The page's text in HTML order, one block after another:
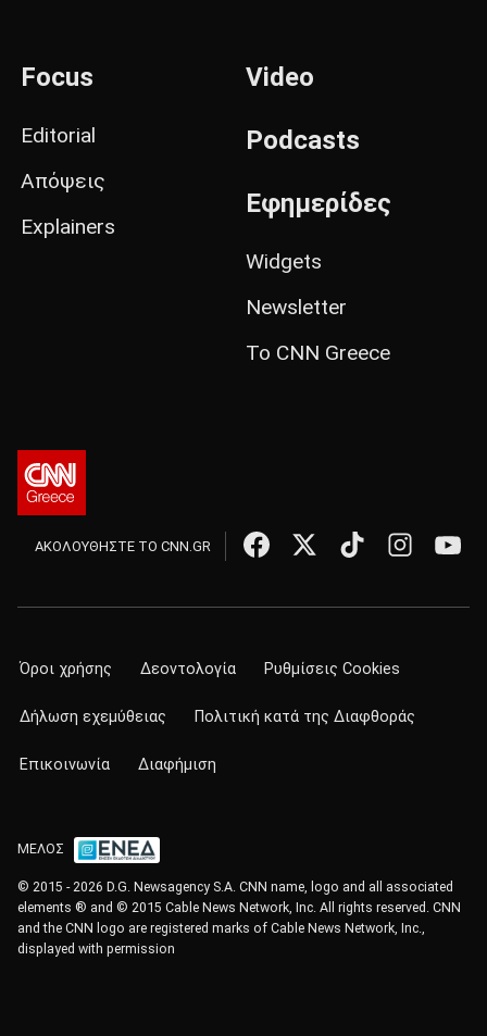
Focus
Editorial
Απόψεις
Explainers
Video
Podcasts
Εφημερίδες
Widgets
Newsletter
Το CNN Greece
ΑΚΟΛΟΥΘΗΣΤΕ ΤΟ CNN.GR
Όροι χρήσης Δεοντολογία Ρυθμίσεις Cookies
Δήλωση εχεμύθειας Πολιτική κατά της Διαφθοράς
Επικοινωνία Διαφήμιση
ΜΕΛΟΣ
© 2015 - 2026 D.G. Newsagency S.A. CNN name, logo and all associated
elements ® and © 2015 Cable News Network, Inc. All rights reserved. CNN
and the CNN logo are registered marks of Cable News Network, Inc.,
displayed with permission